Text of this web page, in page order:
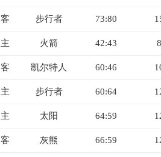
客 步行者 73:80
主 火箭 42:43
客 凯尔特人 60:46
主 步行者 60:64
主 太阳 64:59
客 灰熊 66:59